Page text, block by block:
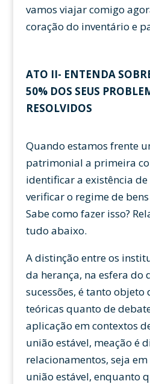
vamos viajar comigo
coração do inventário e
ATO II- ENTENDA
50% DOS SEUS
RESOLVIDOS
Quando estamos frente
patrimonial a primeira
identificar a existência
verificar o regime de
Sabe como fazer isso?
tudo abaixo.
A distinção entre os
da herança, na esfera do
sucessões, é tanto objeto
teóricas quanto de
aplicação em contextos
união estável, meação é
relacionamentos, seja
união estável, enquanto